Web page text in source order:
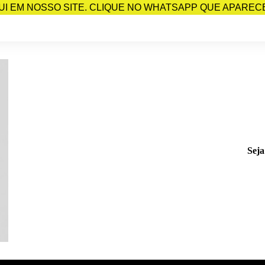
EM NOSSO SITE. CLIQUE NO WHATSAPP QUE